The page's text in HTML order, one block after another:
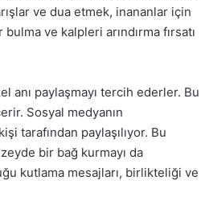
ve dua etmek, inananlar için
ve kalpleri arındırma fırsatı
anı paylaşmayı tercih ederler. Bu
Sosyal medyanın
tarafından paylaşılıyor. Bu
bir bağ kurmayı da
kutlama mesajları, birlikteliği ve